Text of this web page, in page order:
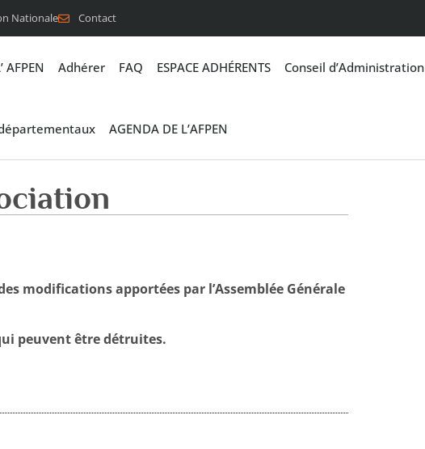
Nationale Contact
AFPEN Adhérer FAQ ESPACE ADHÉRENTS Conseil d’Administration
AGENDA DE L’AFPEN
modifications apportées par l’Assemblée Générale
peuvent être détruites.